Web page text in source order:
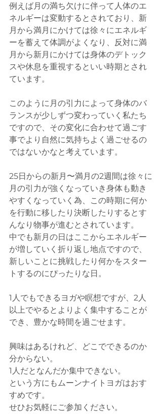
例えば月の満ち欠けに伴って人体のエ
ネルギーは変動するとされており、新
月から満月にかけては徐々にエネルギ
ーを蓄えて体調がよくなり、反対に満
月から新月にかけては身体のデトック
スや休息を重視するといい時期とされ
ています。
このように月の引力によって身体のバ
ランスが少しずつ変わっていく私たち
ですので、その変化に合わせて過ごす
事でより自然に気持ちよく過ごせるの
ではないかなと考えています。
25日からの新月〜満月の2週間は徐々に
月の引力が強くなっていき身体も動き
やすくなっていく為、この時期に何か
を行動に移したり決断したりするとす
んなり物事が進むとされています。
中でも新月の日はここからエネルギー
が増していく折り返し地点ですので、
新しいことに挑戦したり何かをスター
トするのにぴったりな日。
1人でもできるヨガや瞑想ですが、2人
以上でやるとよりよく集中することが
でき、豊かな時間を過ごせます。
興味はあるけれど、どこでできるのか
分からない。
1人だとなんだか集中できない。
という方にもムーンナイトヨガはおす
すめです。
せひお気軽にご参加ください。